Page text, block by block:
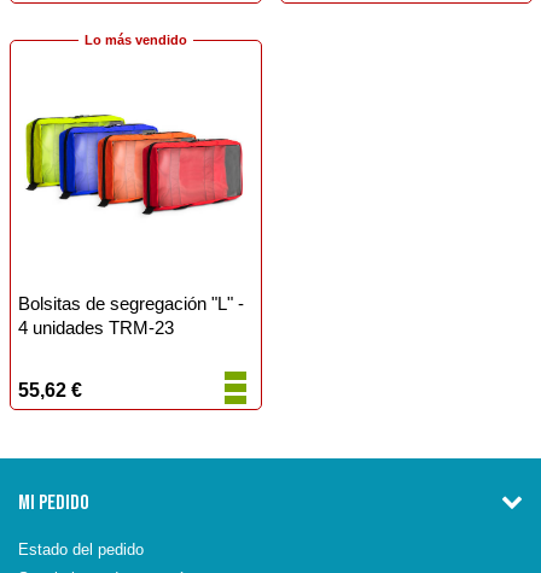
Lo más vendido
Bolsitas de segregación "L" -
4 unidades TRM-23
55,62 €
MI PEDIDO
Estado del pedido